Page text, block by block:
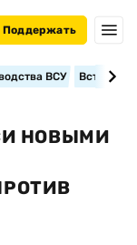
Поддержать
ВСУ
НОВЫМИ